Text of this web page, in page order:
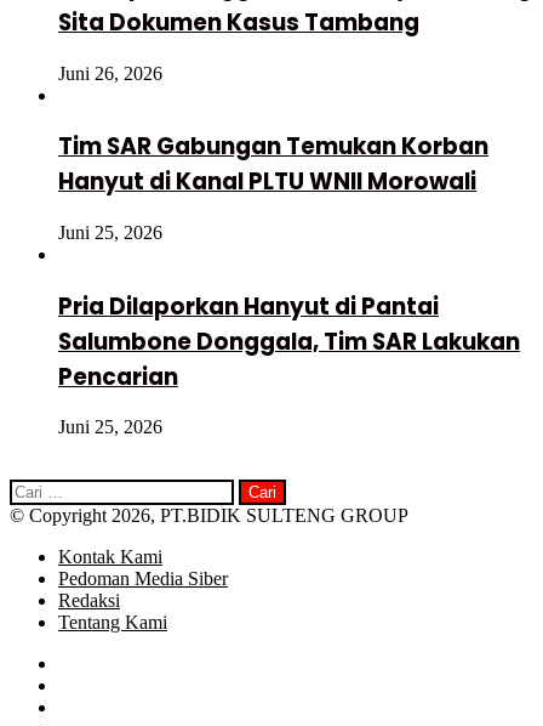
Sita Dokumen Kasus Tambang
Juni 26, 2026
Tim SAR Gabungan Temukan Korban
Hanyut di Kanal PLTU WNII Morowali
Juni 25, 2026
Pria Dilaporkan Hanyut di Pantai
Salumbone Donggala, Tim SAR Lakukan
Pencarian
Juni 25, 2026
Cari
untuk:
© Copyright 2026, PT.BIDIK SULTENG GROUP
Kontak Kami
Pedoman Media Siber
Redaksi
Tentang Kami